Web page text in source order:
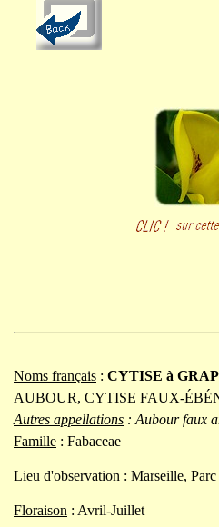
Noms français : CYTISE à
AUBOUR, CYTISE FAUX-
Autres appellations : Aubour faux
Famille : Fabaceae
Lieu d'observation : Marseille, Parc
Floraison : Avril-Juillet